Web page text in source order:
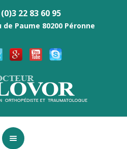
22 83 60 95
de Paume 80200 Péronne